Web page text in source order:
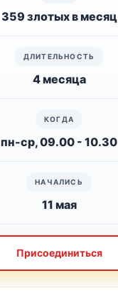
359 злотых в месяц
4 месяца
пн-ср, 09.00 - 10.30
11 мая
Присоединиться